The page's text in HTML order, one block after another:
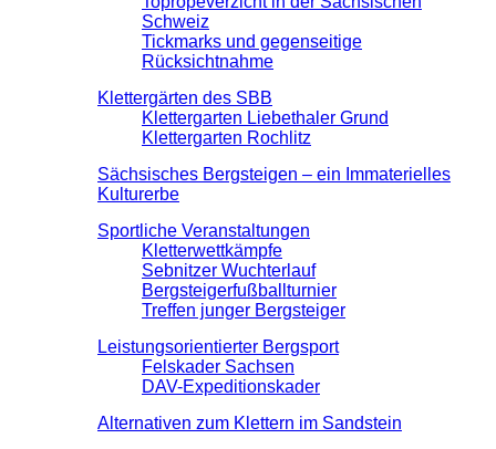
Schweiz
Tickmarks und gegenseitige
Rücksichtnahme
Klettergärten des SBB
Klettergarten Liebethaler Grund
Klettergarten Rochlitz
Sächsisches Bergsteigen – ein Immaterielles
Kulturerbe
Sportliche Veranstaltungen
Kletterwettkämpfe
Sebnitzer Wuchterlauf
Bergsteigerfußballturnier
Treffen junger Bergsteiger
Leistungsorientierter Bergsport
Felskader Sachsen
DAV-Expeditionskader
Alternativen zum Klettern im Sandstein